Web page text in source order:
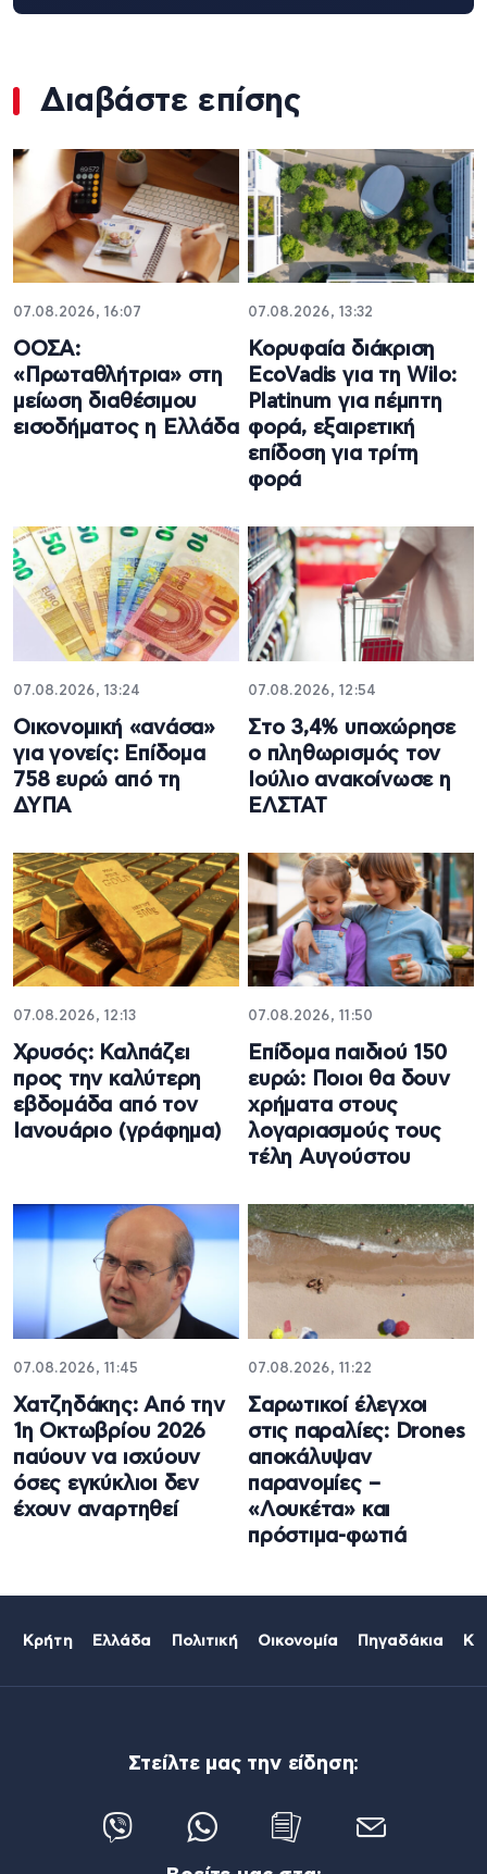
Διαβάστε επίσης
07.08.2026, 16:07
ΟΟΣΑ:
«Πρωταθλήτρια» στη
μείωση διαθέσιμου
εισοδήματος η Ελλάδα
07.08.2026, 13:32
Κορυφαία διάκριση
EcoVadis για τη Wilo:
Platinum για πέμπτη
φορά, εξαιρετική
επίδοση για τρίτη
φορά
07.08.2026, 13:24
Oικονομική «ανάσα»
για γονείς: Επίδομα
758 ευρώ από τη
ΔΥΠΑ
07.08.2026, 12:54
Στο 3,4% υποχώρησε
ο πληθωρισμός τον
Ιούλιο ανακοίνωσε η
ΕΛΣΤΑΤ
07.08.2026, 12:13
Χρυσός: Καλπάζει
προς την καλύτερη
εβδομάδα από τον
Ιανουάριο (γράφημα)
07.08.2026, 11:50
Επίδομα παιδιού 150
ευρώ: Ποιοι θα δουν
χρήματα στους
λογαριασμούς τους
τέλη Αυγούστου
07.08.2026, 11:45
Χατζηδάκης: Από την
1η Οκτωβρίου 2026
παύουν να ισχύουν
όσες εγκύκλιοι δεν
έχουν αναρτηθεί
07.08.2026, 11:22
Σαρωτικοί έλεγχοι
στις παραλίες: Drones
αποκάλυψαν
παρανομίες –
«Λουκέτα» και
πρόστιμα-φωτιά
Κρήτη Ελλάδα Πολιτική Οικονομία Πηγαδάκια
Στείλτε μας την είδηση: